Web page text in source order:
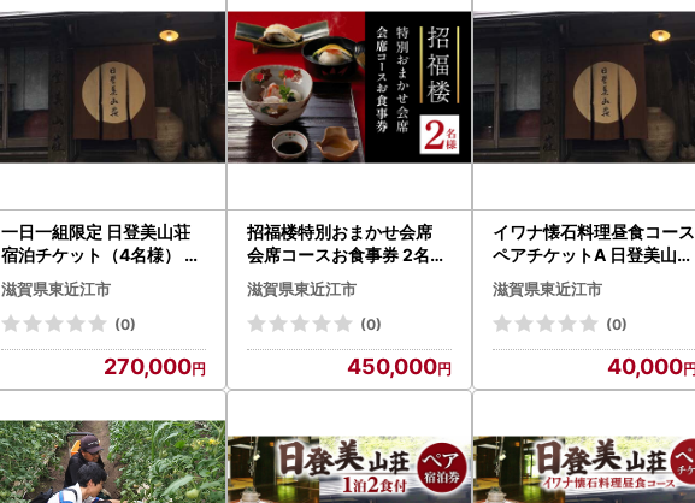
TEL： 050-3529-0540
Email：
higashiomifurusato-tax@ritagroup.co.jp
受付時間： 平日 9:00～17:15（土日祝・年末年始を除く）
一日一組限定 日登美山荘
宿泊チケット（4名様） 日
登美山荘 滋賀県 東近江市
BG01 古民家 旅館 宿泊券
温泉 旅行
滋賀県東近江市
(0)
270,000
招福楼特別おまかせ会席
会席コースお食事券 2名様
株式会社招福楼 滋賀県 東
近江市 DE02 懐石料理 ペ
アチケット 記念日 ディナ
ー
滋賀県東近江市
(0)
450,000
イワナ懐石料理昼食コース
ペアチケットA 日登美山荘
滋賀県 東近江市 D20 懐石
料理 昼食 ランチ ペアチケ
ット 食事券 料理 魚 和食
滋賀県東近江市
(0)
40,000